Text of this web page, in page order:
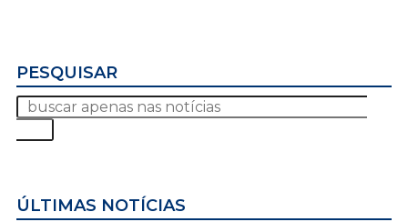
PESQUISAR
ÚLTIMAS NOTÍCIAS